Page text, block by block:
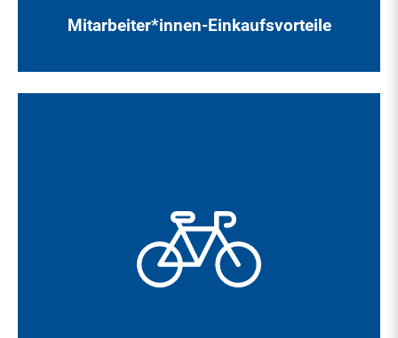
Mitarbeiter*innen-Einkaufsvorteile
Zeit umzusatteln - von A nach B, mit Spaß und einem guten
Gefühl unterwegs. KMG unterstützt sie bei Ihrer
klimafreundlichen Mobilität. Profitieren Sie vom Vorteil
geringer Raten für Leasing und Versicherung, die einfach